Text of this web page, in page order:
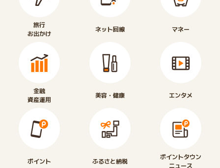
旅行
お出かけ
ネット回線 マネー
金融
資産運用
美容・健康 エンタメ
ポイント ふるさと納税
ポイントタウン
ニュース